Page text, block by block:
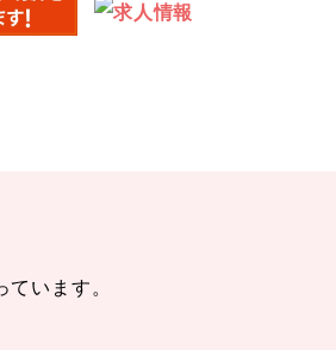
います。